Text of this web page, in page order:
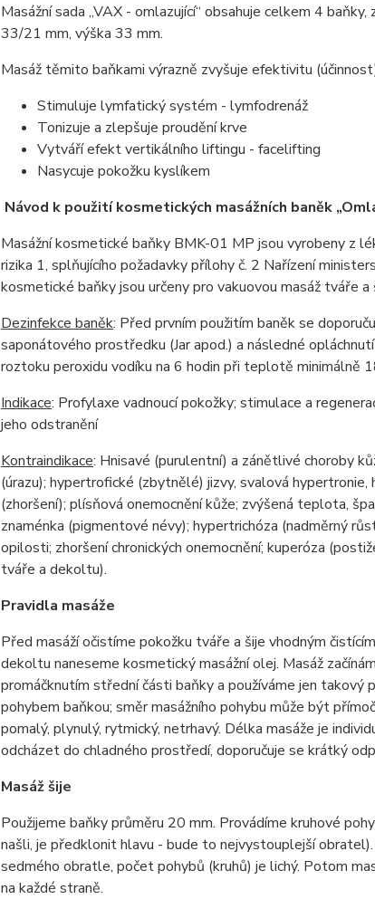
Masážní sada „VAX - omlazující“ obsahuje celkem 4
33/21 mm, výška 33 mm.
Masáž těmito baňkami výrazně zvyšuje efektivitu
Stimuluje lymfatický systém - lymfodrenáž
Tonizuje a zlepšuje proudění krve
Vytváří efekt vertikálního liftingu - facelifting
Nasycuje pokožku kyslíkem
Návod k použití kosmetických masážních baněk
Masážní kosmetické baňky BMK-01 MP jsou vyrobeny
rizika 1, splňujícího požadavky přílohy č. 2 Nařízení
kosmetické baňky jsou určeny pro vakuovou masáž tváře
Dezinfekce baněk: Před prvním použitím baněk se
saponátového prostředku (Jar apod.) a následné
roztoku peroxidu vodíku na 6 hodin při teplotě minimálně
Indikace: Profylaxe vadnoucí pokožky; stimulace a
jeho odstranění
Kontraindikace: Hnisavé (purulentní) a zánětlivé choroby
(úrazu); hypertrofické (zbytnělé) jizvy, svalová
(zhoršení); plísňová onemocnění kůže; zvýšená teplota,
znaménka (pigmentové névy); hypertrichóza (nadměrný
opilosti; zhoršení chronických onemocnění; kuperóza
tváře a dekoltu).
Pravidla masáže
Před masáží očistíme pokožku tváře a šije vhodným
dekoltu naneseme kosmetický masážní olej. Masáž
promáčknutím střední části baňky a používáme jen
pohybem baňkou; směr masážního pohybu může být
pomalý, plynulý, rytmický, netrhavý. Délka masáže je
odcházet do chladného prostředí, doporučuje se krátký
Masáž šije
Použijeme baňky průměru 20 mm. Provádíme kruhové
našli, je předklonit hlavu - bude to nejvystouplejší
sedmého obratle, počet pohybů (kruhů) je lichý. Potom
na každé straně.